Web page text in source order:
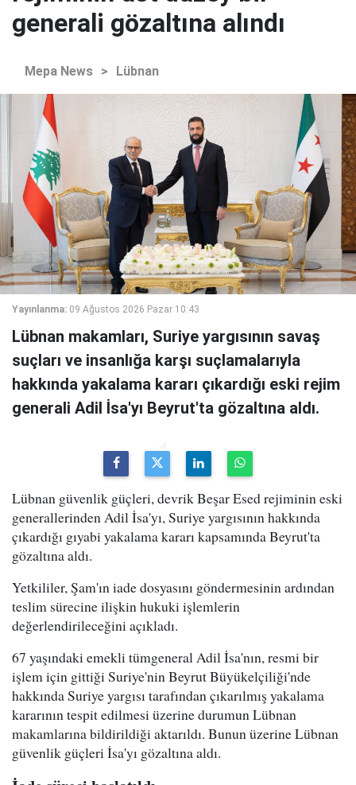
generali gözaltına alındı
Mepa News > Lübnan
Yayınlanma: 09 Ağustos 2026 Pazar 10:43
Lübnan makamları, Suriye yargısının savaş
suçları ve insanlığa karşı suçlamalarıyla
hakkında yakalama kararı çıkardığı eski rejim
generali Adil İsa'yı Beyrut'ta gözaltına aldı.
Lübnan güvenlik güçleri, devrik Beşar Esed rejiminin eski
generallerinden Adil İsa'yı, Suriye yargısının hakkında
çıkardığı gıyabi yakalama kararı kapsamında Beyrut'ta
gözaltına aldı.
Yetkililer, Şam'ın iade dosyasını göndermesinin ardından
teslim sürecine ilişkin hukuki işlemlerin
değerlendirileceğini açıkladı.
67 yaşındaki emekli tümgeneral Adil İsa'nın, resmi bir
işlem için gittiği Suriye'nin Beyrut Büyükelçiliği'nde
hakkında Suriye yargısı tarafından çıkarılmış yakalama
kararının tespit edilmesi üzerine durumun Lübnan
makamlarına bildirildiği aktarıldı. Bunun üzerine Lübnan
güvenlik güçleri İsa'yı gözaltına aldı.